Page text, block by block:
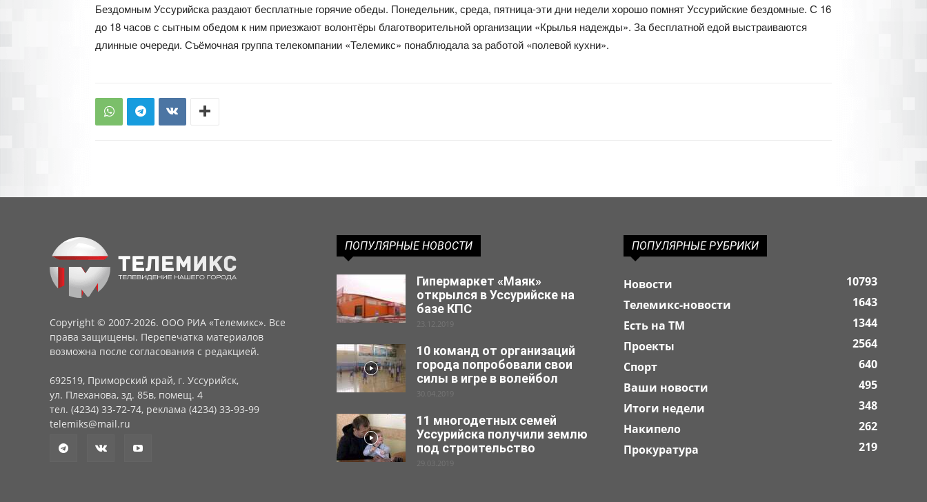
Бездомным Уссурийска раздают бесплатные горячие обеды. Понедельник, среда, пятница-эти дни недели хорошо помнят Уссурийские бездомные. С 16
до 18 часов с сытным обедом к ним приезжают волонтёры благотворительной организации «Крылья надежды». За бесплатной едой выстраиваются
длинные очереди. Съёмочная группа телекомпании «Телемикс» понаблюдала за работой «полевой кухни».
Copyright © 2007-2026. ООО РИА «Телемикс». Все
права защищены. Перепечатка материалов
возможна после согласования с редакцией.
692519, Приморский край, г. Уссурийск,
ул. Плеханова, зд. 85в, помещ. 4
тел. (4234) 33-72-74, реклама (4234) 33-93-99
telemiks@mail.ru
ПОПУЛЯРНЫЕ НОВОСТИ
Гипермаркет «Маяк»
открылся в Уссурийске на
базе КПС
23.12.2019
10 команд от организаций
города попробовали свои
силы в игре в волейбол
30.04.2019
11 многодетных семей
Уссурийска получили землю
под строительство
29.03.2019
ПОПУЛЯРНЫЕ РУБРИКИ
Новости
10793
Телемикс-новости
1643
Есть на ТМ
1344
Проекты
2564
Спорт
640
Ваши новости
495
Итоги недели
348
Накипело
262
Прокуратура
219